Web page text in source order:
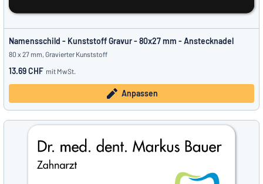
Namensschild - Kunststoff Gravur - 80x27 mm - Anstecknadel
80 x 27 mm, Gravierter Kunststoff
13.69 CHF mit MwSt.
Anpassen